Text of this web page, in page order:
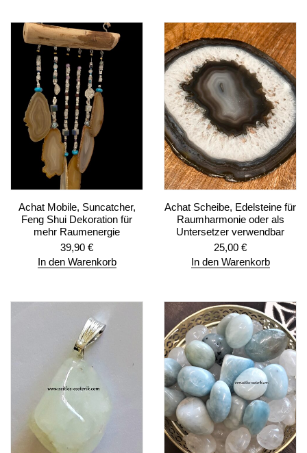
Achat Mobile, Suncatcher,
Feng Shui Dekoration für
mehr Raumenergie
39,90 €
In den Warenkorb
Achat Scheibe, Edelsteine für
Raumharmonie oder als
Untersetzer verwendbar
25,00 €
In den Warenkorb